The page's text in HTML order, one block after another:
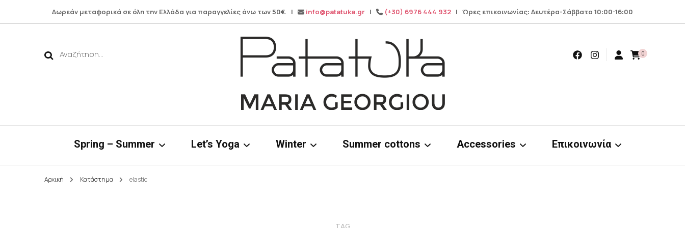
Δωρεάν μεταφορικά σε όλη την Ελλάδα για παραγγελίες άνω των 50€. | info@patatuka.gr | (+30) 6976 444 932 | Ώρες επικοινωνίας: Δευτέρα-Σάββατο 10:00-16:00
Αναζήτηση
Patatuka
Maria Georgiou
0
Spring – Summer Let’s Yoga Winter Summer cottons Accessories Επικοινωνία
Αρχική Κατάστημα elastic
TAG